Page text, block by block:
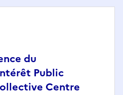
du
Public
Centre